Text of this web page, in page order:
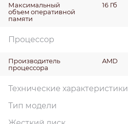
Максимальный
объем оперативной
памяти
16 Гб
Процессор
Производитель
процессора
AMD
Технические характеристики
Тип модели